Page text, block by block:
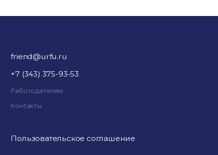
friend@urfu.ru
+7 (343) 375-93-53
Работодателям
Контакты
Пользовательское соглашение